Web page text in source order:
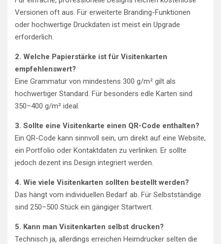
Versionen oft aus. Für erweiterte Branding-Funktionen
oder hochwertige Druckdaten ist meist ein Upgrade
erforderlich.
2. Welche Papierstärke ist für Visitenkarten
empfehlenswert?
Eine Grammatur von mindestens 300 g/m² gilt als
hochwertiger Standard. Für besonders edle Karten sind
350–400 g/m² ideal.
3. Sollte eine Visitenkarte einen QR-Code enthalten?
Ein QR-Code kann sinnvoll sein, um direkt auf eine Website,
ein Portfolio oder Kontaktdaten zu verlinken. Er sollte
jedoch dezent ins Design integriert werden.
4. Wie viele Visitenkarten sollten bestellt werden?
Das hängt vom individuellen Bedarf ab. Für Selbstständige
sind 250–500 Stück ein gängiger Startwert.
5. Kann man Visitenkarten selbst drucken?
Technisch ja, allerdings erreichen Heimdrucker selten die